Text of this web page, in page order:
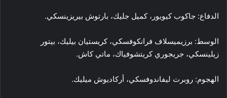
الدفاع: جاكوب كيويور، كميل جليك، بارتوش بيريزينسكي.
الوسط: برزيميسلاف فرانكوفسكي، كريستيان بيليك، بيتور
زيلينسكي، جريجوري كريتشوفياك، ماتي كاش.
الهجوم: روبرت ليفاندوفسكي، أركاديوش ميليك.